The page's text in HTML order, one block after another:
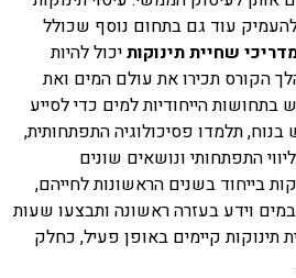
עוד גם בתחום נוסף שכולל
שחיית תינוקותיכול להיות
הקורס תכירו את עולם המים ואת
הייחודיות למים כדי לסייע
בנוח, תלמדו פסיכולוגיה התפתחותית,
התפתחותי ונושאים שונים
בייחוד בשנים הראשונות לחייהם,
וידע בעזרה ראשונה ותבצעו שעות
תינוקות קיימים באופן פעיל, כחלק